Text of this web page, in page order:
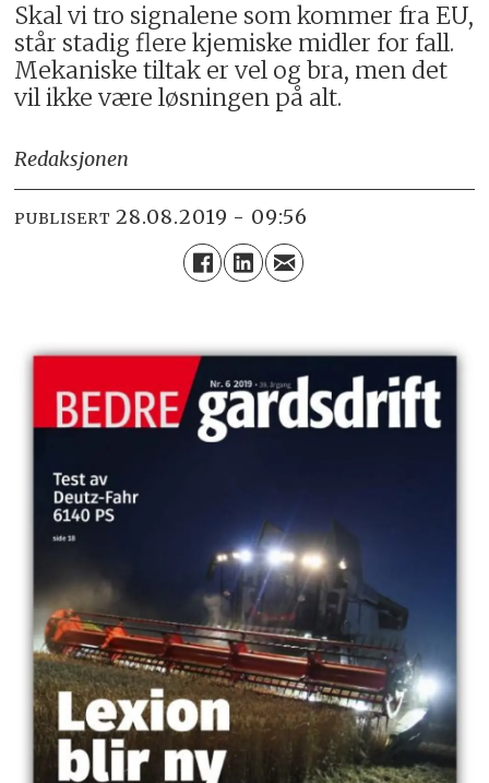
Skal vi tro signalene som kommer fra EU,
står stadig flere kjemiske midler for fall.
Mekaniske tiltak er vel og bra, men det
vil ikke være løsningen på alt.
Redaksjonen
PUBLISERT 28.08.2019 - 09:56